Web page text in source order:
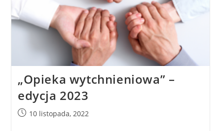
„Opieka wytchnieniowa” –
edycja 2023
10 listopada, 2022